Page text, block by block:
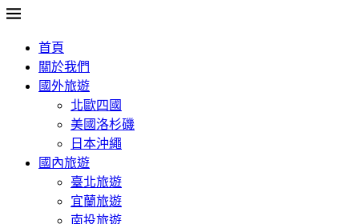
首頁
關於我們
國外旅遊
北歐四國
美國洛杉磯
日本沖繩
國內旅遊
臺北旅遊
宜蘭旅遊
南投旅遊